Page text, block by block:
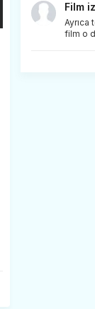
Film
film o